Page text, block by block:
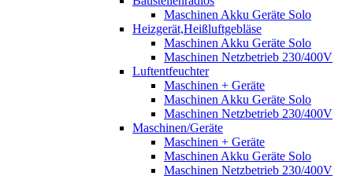
Maschinen Akku Geräte Solo
Heizgerät,Heißluftgebläse
Maschinen Akku Geräte Solo
Maschinen Netzbetrieb 230/400V
Luftentfeuchter
Maschinen + Geräte
Maschinen Akku Geräte Solo
Maschinen Netzbetrieb 230/400V
Maschinen/Geräte
Maschinen + Geräte
Maschinen Akku Geräte Solo
Maschinen Netzbetrieb 230/400V